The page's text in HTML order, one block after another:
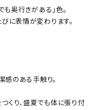
も奥行きがある」色。
に表情が変わります。
感のある手触り。
くり、盛夏でも体に張り付